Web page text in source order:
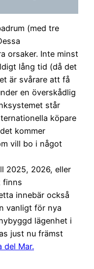
(med tre
orsaker. Inte minst
lång tid (då det
är svårare att få
en överskådlig
står
köpare
kommer
vill bo i något
2025, 2026, eller
finns
innebär också
vanligt för nya
lägenhet i
just nu främst
del Mar.